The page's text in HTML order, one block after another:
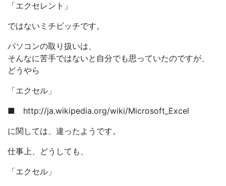
「エクセレント」
ではないミチビッチです。
パソコンの取り扱いは、
そんなに苦手ではないと自分でも思っていたのですが、
どうやら
「エクセル」
■ http://ja.wikipedia.org/wiki/Microsoft_Excel
に関しては、違ったようです。
仕事上、どうしても、
「エクセル」